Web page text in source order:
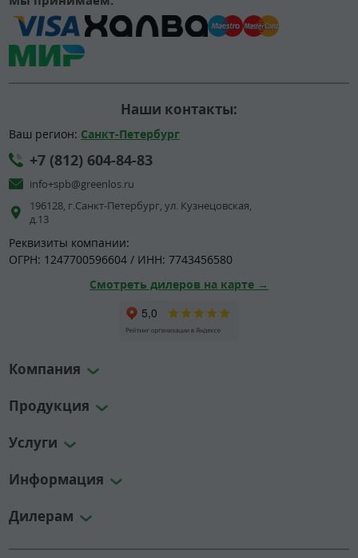
Наши контакты:
Ваш регион: Санкт-Петербург
+7 (812) 604-84-83
info+spb@greenlos.ru
196128, г.Санкт-Петербург, ул. Кузнецовская,
д.13
Реквизиты компании:
ОГРН: 1247700596604 / ИНН: 7743456580
Смотреть дилеров на карте →
Компания
Продукция
Услуги
Информация
Дилерам